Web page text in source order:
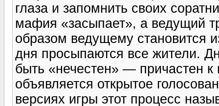
глаза и запомнить своих
мафия «засыпает», а ведущий
образом ведущему становится
дня просыпаются все жители.
быть «нечестен» — причастен
объявляется открытое
версиях игры этот процесс